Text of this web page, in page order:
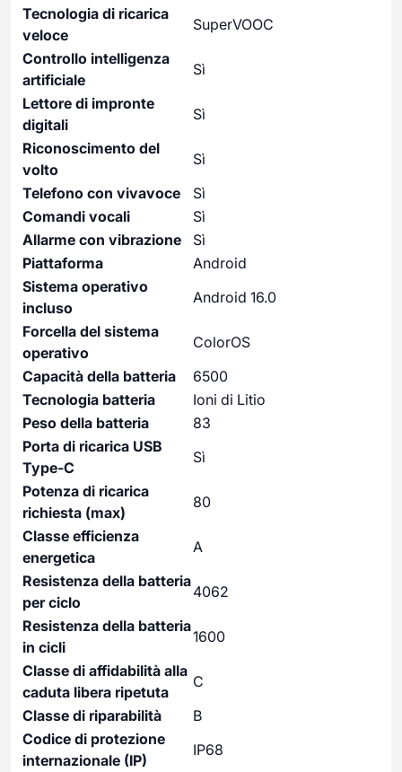
Tecnologia di ricarica
veloce
SuperVOOC
Controllo intelligenza
artificiale
Sì
Lettore di impronte
digitali
Sì
Riconoscimento del
volto
Sì
Telefono con vivavoce
Sì
Comandi vocali
Sì
Allarme con vibrazione
Sì
Piattaforma
Android
Sistema operativo
incluso
Android 16.0
Forcella del sistema
operativo
ColorOS
Capacità della batteria
6500
Tecnologia batteria
Ioni di Litio
Peso della batteria
83
Porta di ricarica USB
Type-C
Sì
Potenza di ricarica
richiesta (max)
80
Classe efficienza
energetica
A
Resistenza della batteria
per ciclo
4062
Resistenza della batteria
in cicli
1600
Classe di affidabilità alla
caduta libera ripetuta
C
Classe di riparabilità
B
Codice di protezione
internazionale (IP)
IP68